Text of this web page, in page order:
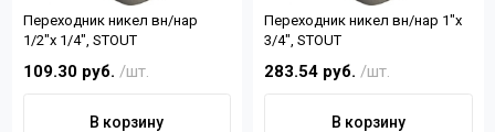
Переходник никел вн/нар
1/2"х 1/4", STOUT
109.30 руб. /шт.
В корзину
Переходник никел вн/нар 1"х
3/4", STOUT
283.54 руб. /шт.
В корзину